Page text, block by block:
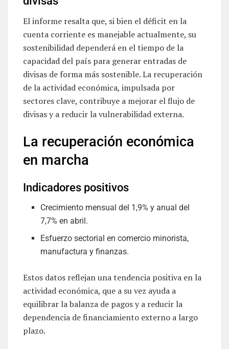
El informe resalta que, si bien el déficit en la
cuenta corriente es manejable actualmente, su
sostenibilidad dependerá en el tiempo de la
capacidad del país para generar entradas de
divisas de forma más sostenible. La recuperación
de la actividad económica, impulsada por
sectores clave, contribuye a mejorar el flujo de
divisas y a reducir la vulnerabilidad externa.
La recuperación económica
en marcha
Indicadores positivos
Crecimiento mensual del 1,9% y anual del
7,7% en abril.
Esfuerzo sectorial en comercio minorista,
manufactura y finanzas.
Estos datos reflejan una tendencia positiva en la
actividad económica, que a su vez ayuda a
equilibrar la balanza de pagos y a reducir la
dependencia de financiamiento externo a largo
plazo.